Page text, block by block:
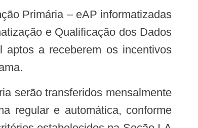
e Qualificação dos Dados
a receberem os incentivos
regular e automática, conforme